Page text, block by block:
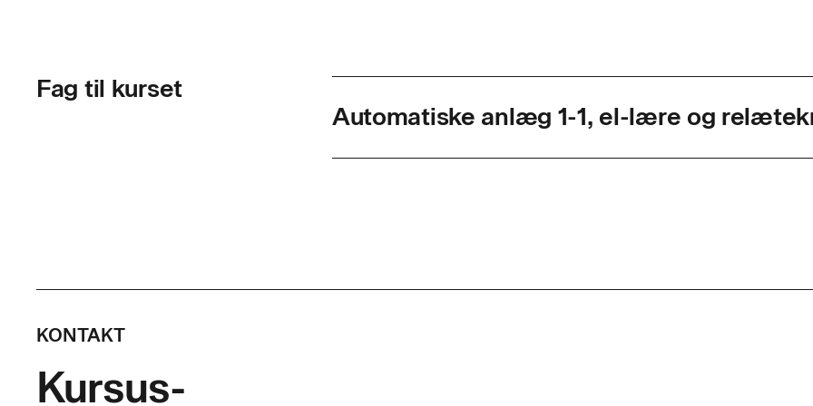
Fag til kurset
Automatiske anlæg 1-1, el-lære og
Timer pr. dag
7,4
KONTAKT
Kursus-